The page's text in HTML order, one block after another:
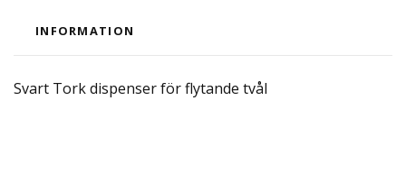
INFORMATION
Svart Tork dispenser för flytande tvål